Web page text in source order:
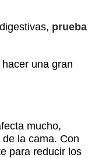
prueba
una gran
mucho,
la cama. Con
para reducir los